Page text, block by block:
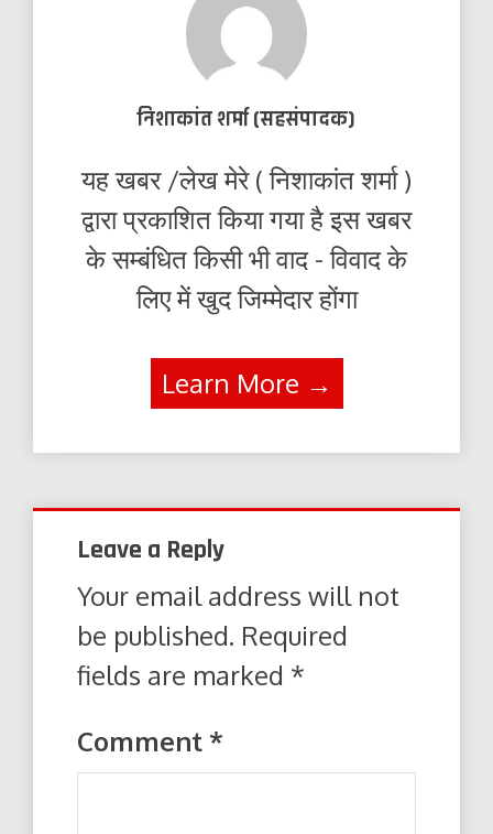
निशाकांत शर्मा (सहसंपादक)
यह खबर /लेख मेरे ( निशाकांत शर्मा )
द्वारा प्रकाशित किया गया है इस खबर
के सम्बंधित किसी भी वाद - विवाद के
लिए में खुद जिम्मेदार होंगा
Learn More →
Leave a Reply
Your email address will not
be published. Required
fields are marked *
Comment *